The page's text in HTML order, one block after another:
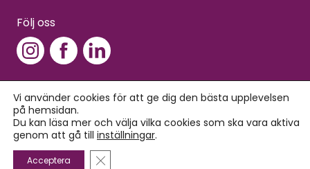
Följ oss
Copyright © 2026 Tidsam
Integritets- och cookiepolicy
Vi använder cookies för att ge dig den bästa upplevelsen
på hemsidan.
Du kan läsa mer och välja vilka cookies som ska vara aktiva
genom att gå till inställningar.
Acceptera Close GDPR Cookie Banner